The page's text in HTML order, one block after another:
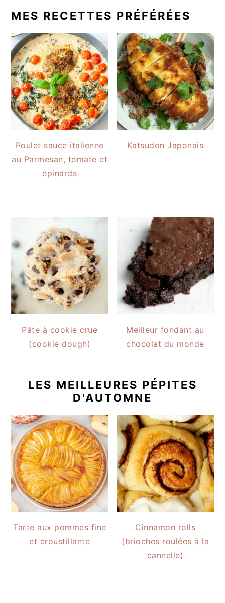
MES RECETTES PRÉFÉRÉES
Poulet sauce italienne
au Parmesan, tomate et
épinards
Katsudon Japonais
Pâte à cookie crue
(cookie dough)
Meilleur fondant au
chocolat du monde
LES MEILLEURES PÉPITES
D'AUTOMNE
Tarte aux pommes fine
et croustillante
Cinnamon rolls
(brioches roulées à la
cannelle)